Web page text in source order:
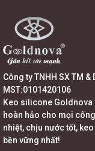
Công ty TNHH SX TM
MST:0101420106
Keo silicone Goldnova
hoàn hảo cho mọi
nhiệt, chịu nước tốt,
bền vững nhất!